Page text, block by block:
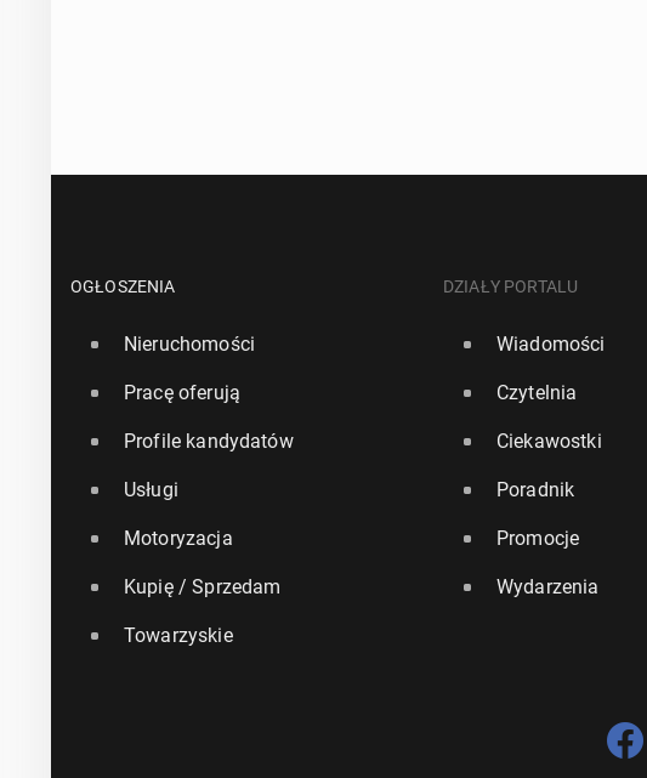
OGŁOSZENIA
Nieruchomości
Pracę oferują
Profile kandydatów
Usługi
Motoryzacja
Kupię / Sprzedam
Towarzyskie
DZIAŁY PORTALU
Wiadomości
Czytelnia
Ciekawostki
Poradnik
Promocje
Wydarzenia